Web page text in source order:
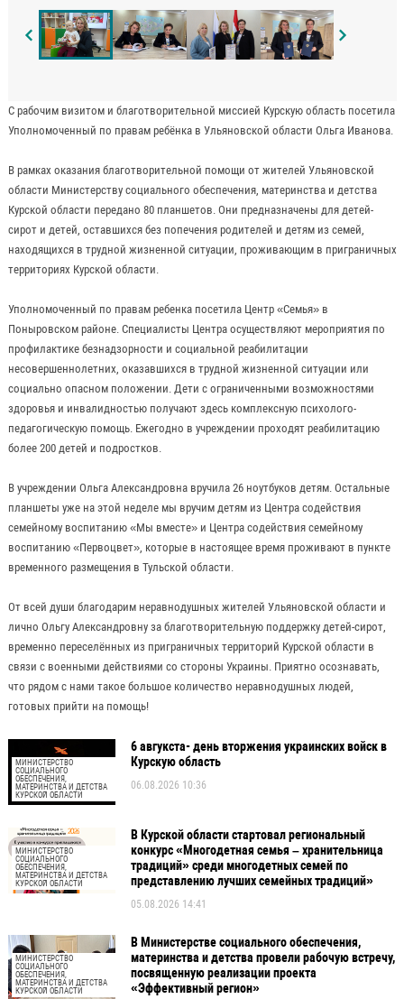
С рабочим визитом и благотворительной миссией Курскую область посетила
Уполномоченный по правам ребёнка в Ульяновской области Ольга Иванова.
В рамках оказания благотворительной помощи от жителей Ульяновской
области Министерству социального обеспечения, материнства и детства
Курской области передано 80 планшетов. Они предназначены для детей-
сирот и детей, оставшихся без попечения родителей и детям из семей,
находящихся в трудной жизненной ситуации, проживающим в приграничных
территориях Курской области.
Уполномоченный по правам ребенка посетила Центр «Семья» в
Поныровском районе. Специалисты Центра осуществляют мероприятия по
профилактике безнадзорности и социальной реабилитации
несовершеннолетних, оказавшихся в трудной жизненной ситуации или
социально опасном положении. Дети с ограниченными возможностями
здоровья и инвалидностью получают здесь комплексную психолого-
педагогическую помощь. Ежегодно в учреждении проходят реабилитацию
более 200 детей и подростков.
В учреждении Ольга Александровна вручила 26 ноутбуков детям. Остальные
планшеты уже на этой неделе мы вручим детям из Центра содействия
семейному воспитанию «Мы вместе» и Центра содействия семейному
воспитанию «Первоцвет», которые в настоящее время проживают в пункте
временного размещения в Тульской области.
От всей души благодарим неравнодушных жителей Ульяновской области и
лично Ольгу Александровну за благотворительную поддержку детей-сирот,
временно переселённых из приграничных территорий Курской области в
связи с военными действиями со стороны Украины. Приятно осознавать,
что рядом с нами такое большое количество неравнодушных людей,
готовых прийти на помощь!
МИНИСТЕРСТВО
СОЦИАЛЬНОГО
ОБЕСПЕЧЕНИЯ,
МАТЕРИНСТВА И ДЕТСТВА
КУРСКОЙ ОБЛАСТИ
6 авгукста- день вторжения украинских войск в
Курскую область
06.08.2026 10:36
МИНИСТЕРСТВО
СОЦИАЛЬНОГО
ОБЕСПЕЧЕНИЯ,
МАТЕРИНСТВА И ДЕТСТВА
КУРСКОЙ ОБЛАСТИ
В Курской области стартовал региональный
конкурс «Многодетная семья – хранительница
традиций» среди многодетных семей по
представлению лучших семейных традиций»
05.08.2026 14:41
МИНИСТЕРСТВО
СОЦИАЛЬНОГО
ОБЕСПЕЧЕНИЯ,
МАТЕРИНСТВА И ДЕТСТВА
КУРСКОЙ ОБЛАСТИ
В Министерстве социального обеспечения,
материнства и детства провели рабочую встречу,
посвященную реализации проекта
«Эффективный регион»